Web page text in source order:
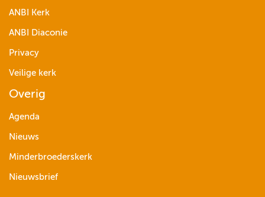
ANBI Kerk
ANBI Diaconie
Privacy
Veilige kerk
Overig
Agenda
Nieuws
Minderbroederskerk
Nieuwsbrief